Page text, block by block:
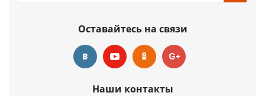
Оставайтесь на связи
Наши контакты